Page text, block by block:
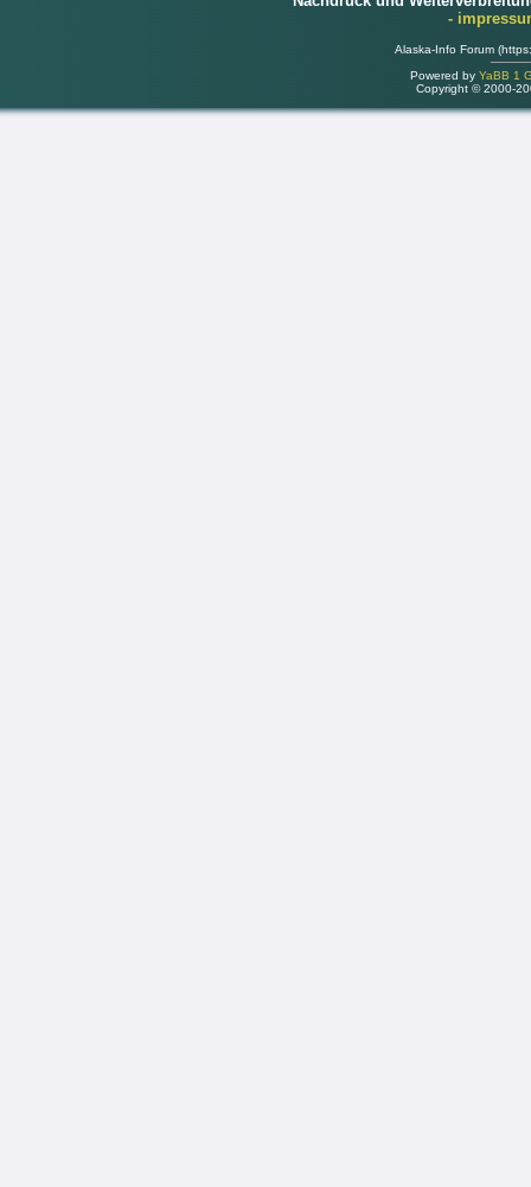
-
Alaska-Info Forum
Powered by YaBB 1
Copyright © 2000-